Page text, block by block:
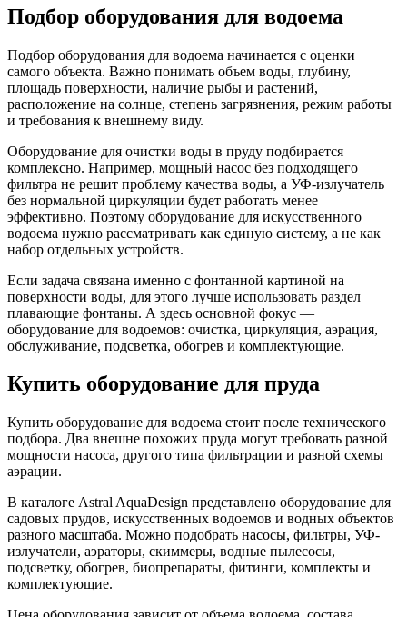
Подбор оборудования для водоема
Подбор оборудования для водоема начинается с оценки
самого объекта. Важно понимать объем воды, глубину,
площадь поверхности, наличие рыбы и растений,
расположение на солнце, степень загрязнения, режим работы
и требования к внешнему виду.
Оборудование для очистки воды в пруду подбирается
комплексно. Например, мощный насос без подходящего
фильтра не решит проблему качества воды, а УФ-излучатель
без нормальной циркуляции будет работать менее
эффективно. Поэтому оборудование для искусственного
водоема нужно рассматривать как единую систему, а не как
набор отдельных устройств.
Если задача связана именно с фонтанной картиной на
поверхности воды, для этого лучше использовать раздел
плавающие фонтаны. А здесь основной фокус —
оборудование для водоемов: очистка, циркуляция, аэрация,
обслуживание, подсветка, обогрев и комплектующие.
Купить оборудование для пруда
Купить оборудование для водоема стоит после технического
подбора. Два внешне похожих пруда могут требовать разной
мощности насоса, другого типа фильтрации и разной схемы
аэрации.
В каталоге Astral AquaDesign представлено оборудование для
садовых прудов, искусственных водоемов и водных объектов
разного масштаба. Можно подобрать насосы, фильтры, УФ-
излучатели, аэраторы, скиммеры, водные пылесосы,
подсветку, обогрев, биопрепараты, фитинги, комплекты и
комплектующие.